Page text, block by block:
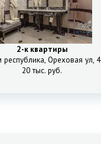
округ, 1А
2-к квартиры
Ореховая ул,
20 тыс. руб.